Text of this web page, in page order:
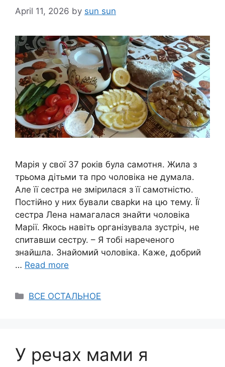
April 11, 2026 by sun sun
Марія у свої 37 років була самотня. Жила з
трьома дітьми та про чоловіка не думала.
Але її сестра не змірилася з її самотністю.
Постійно у них бували сварkи на цю тему. Її
сестра Лена намагалася знайти чоловіка
Марії. Якось навіть організувала зустріч, не
спитавши сестру. – Я тобі нареченого
знайшла. Знайомий чоловіка. Каже, добрий
… Read more
Categories
ВСЕ ОСТАЛЬНОЕ
У речах мами я